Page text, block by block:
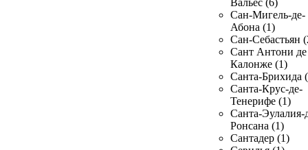
Вальес (6)
Сан-Мигель-де-
Абона (1)
Сан-Себастьян
Сант Антони де
Калонже (1)
Санта-Брихида
Санта-Крус-де-
Тенерифе (1)
Санта-Эулалия-
Ронсана (1)
Сантадер (1)